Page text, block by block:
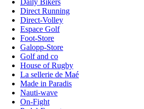
Daily Bikers
Direct Running
Direct-Volley
Espace Golf
Foot-Store
Galopp-Store
Golf and co
House of Rugby
La sellerie de Maé
Made in Paradis
Nauti-wave
On-Fight